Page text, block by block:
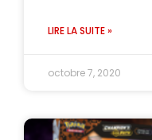
LIRE LA SUITE »
octobre 7, 2020